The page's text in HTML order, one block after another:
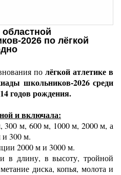
2026 по лёгкой
по лёгкой атлетике в
школьников-2026 среди
годов рождения.
и включала:
300 м, 600 м, 1000 м, 2000 м, а
и 300 м.
2000 м и 3000 м.
в длину, в высоту, тройной
диска, копья, молота и